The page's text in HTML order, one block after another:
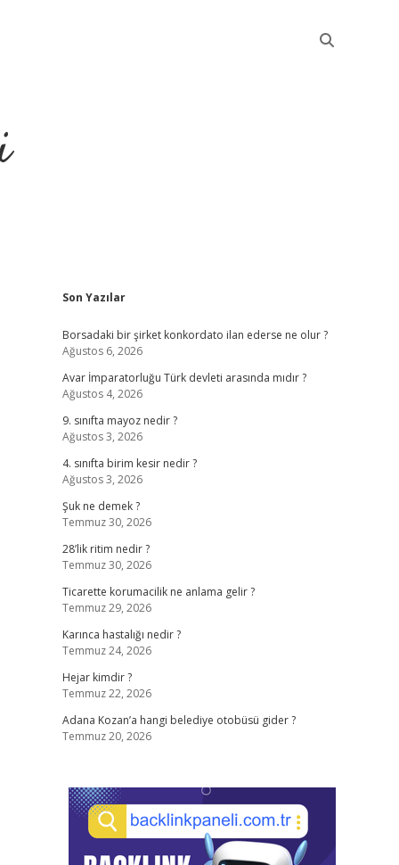
Sidebar
Son Yazılar
Borsadaki bir şirket konkordato ilan ederse ne olur ?
Ağustos 6, 2026
Avar İmparatorluğu Türk devleti arasında mıdır ?
Ağustos 4, 2026
9. sınıfta mayoz nedir ?
Ağustos 3, 2026
4. sınıfta birim kesir nedir ?
Ağustos 3, 2026
Şuk ne demek ?
Temmuz 30, 2026
28’lik ritim nedir ?
Temmuz 30, 2026
Ticarette korumacilik ne anlama gelir ?
Temmuz 29, 2026
Karınca hastalığı nedir ?
Temmuz 24, 2026
Hejar kimdir ?
Temmuz 22, 2026
Adana Kozan’a hangi belediye otobüsü gider ?
Temmuz 20, 2026